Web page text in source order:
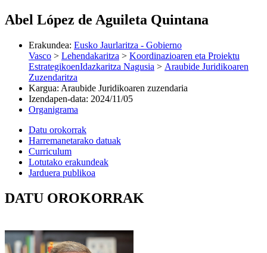
Abel López de Aguileta Quintana
Erakundea: Eusko Jaurlaritza - Gobierno
Vasco > Lehendakaritza > Koordinazioaren eta Proiektu
EstrategikoenIdazkaritza Nagusia > Araubide Juridikoaren
Zuzendaritza
Kargua: Araubide Juridikoaren zuzendaria
Izendapen-data: 2024/11/05
Organigrama
Datu orokorrak
Harremanetarako datuak
Curriculum
Lotutako erakundeak
Jarduera publikoa
DATU OROKORRAK